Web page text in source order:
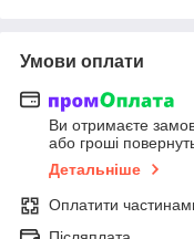
Умови оплати
Ви отримаєте
або гроші
Детальніше
Оплатити